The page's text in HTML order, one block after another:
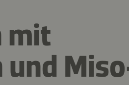
mit